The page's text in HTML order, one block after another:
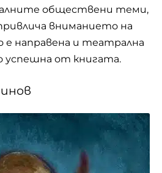
обществени теми,
вниманието на
е направена и театрална
успешна от книгата.